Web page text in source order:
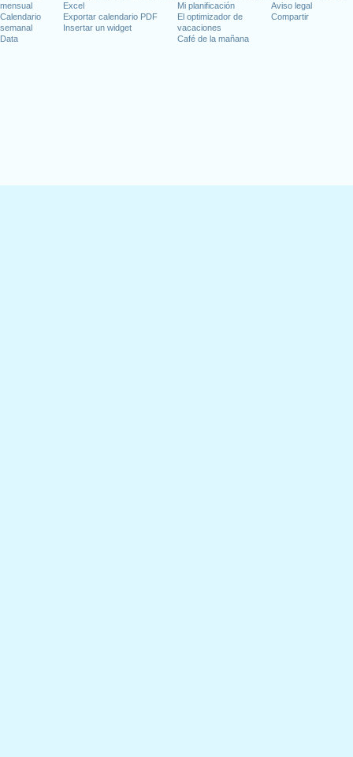
mensual
Calendario
semanal
Data
Excel
Exportar calendario PDF
Insertar un widget
Mi planificación
El optimizador de
vacaciones
Café de la mañana
Aviso legal
Compartir